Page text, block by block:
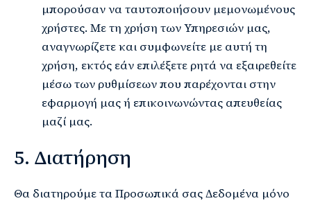
μπορούσαν να ταυτοποιήσουν μεμονωμένους
χρήστες. Με τη χρήση των Υπηρεσιών μας,
αναγνωρίζετε και συμφωνείτε με αυτή τη
χρήση, εκτός εάν επιλέξετε ρητά να εξαιρεθείτε
μέσω των ρυθμίσεων που παρέχονται στην
εφαρμογή μας ή επικοινωνώντας απευθείας
μαζί μας.
5. Διατήρηση
Θα διατηρούμε τα Προσωπικά σας Δεδομένα μόνο